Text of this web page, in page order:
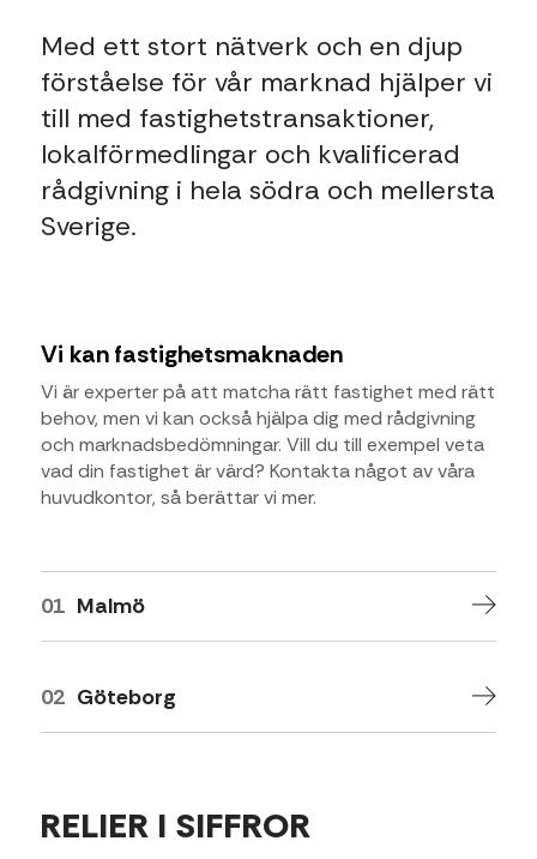
Med ett stort nätverk och en djup
förståelse för vår marknad hjälper vi
till med fastighetstransaktioner,
lokalförmedlingar och kvalificerad
rådgivning i hela södra och mellersta
Sverige.
Vi kan fastighetsmaknaden
Vi är experter på att matcha rätt fastighet med rätt
behov, men vi kan också hjälpa dig med rådgivning
och marknadsbedömningar. Vill du till exempel veta
vad din fastighet är värd? Kontakta något av våra
huvudkontor, så berättar vi mer.
01 Malmö
02 Göteborg
RELIER I SIFFROR